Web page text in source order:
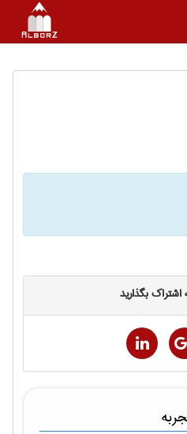
بگذارید